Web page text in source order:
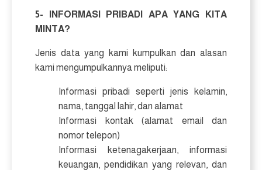
5- INFORMASI PRIBADI APA YANG KITA
MINTA?
Jenis data yang kami kumpulkan dan alasan
kami mengumpulkannya meliputi:
Informasi pribadi seperti jenis kelamin,
nama, tanggal lahir, dan alamat
Informasi kontak (alamat email dan
nomor telepon)
Informasi ketenagakerjaan, informasi
keuangan, pendidikan yang relevan, dan